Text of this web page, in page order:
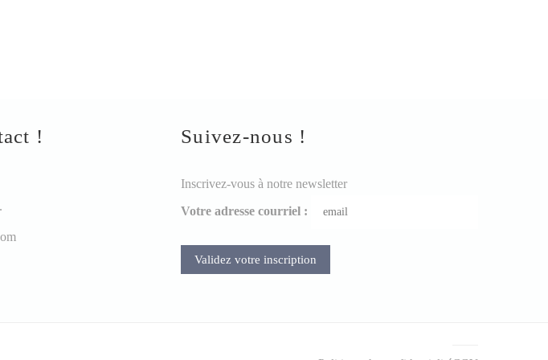
! Suivez-nous !
Inscrivez-vous à notre newsletter
Votre adresse courriel :